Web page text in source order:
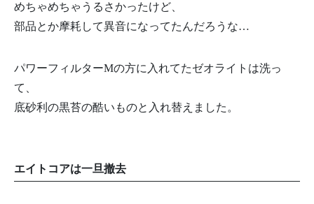
めちゃめちゃうるさかったけど、
部品とか摩耗して異音になってたんだろうな…
パワーフィルターMの方に入れてたゼオライトは洗っ
て、
底砂利の黒苔の酷いものと入れ替えました。
エイトコアは一旦撤去